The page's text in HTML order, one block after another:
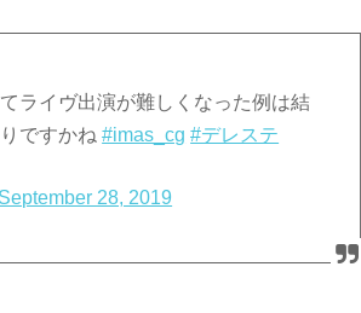
ライヴ出演が難しくなった例は結
ですかね#imas_cg #デレステ
September 28, 2019